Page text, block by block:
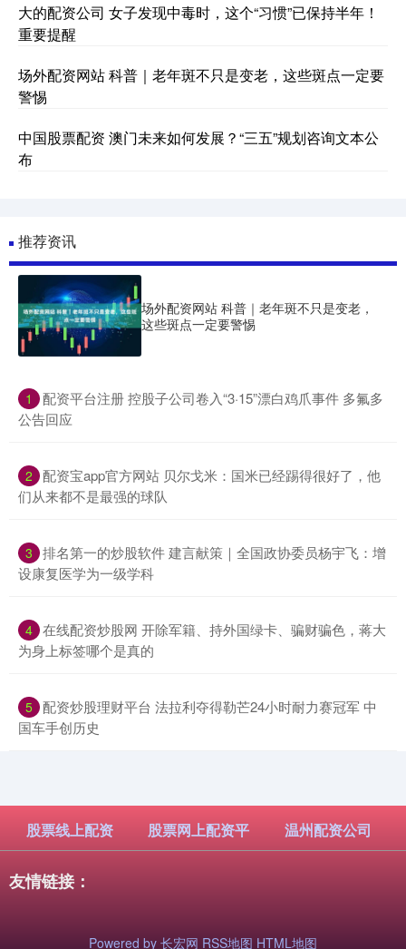
大的配资公司 女子发现中毒时，这个“习惯”已保持半年！
重要提醒
场外配资网站 科普｜老年斑不只是变老，这些斑点一定要
警惕
中国股票配资 澳门未来如何发展？“三五”规划咨询文本公
布
推荐资讯
场外配资网站 科普｜老年斑不只是变老，
这些斑点一定要警惕
1
​配资平台注册 控股子公司卷入“3·15”漂白鸡爪事件 多氟多
公告回应
2 ​配资宝app官方网站 贝尔戈米：国米已经踢得很好了，他
们从来都不是最强的球队
3 ​排名第一的炒股软件 建言献策｜全国政协委员杨宇飞：增
设康复医学为一级学科
4 ​在线配资炒股网 开除军籍、持外国绿卡、骗财骗色，蒋大
为身上标签哪个是真的
5 ​配资炒股理财平台 法拉利夺得勒芒24小时耐力赛冠军 中
国车手创历史
股票线上配资 股票网上配资平 温州配资公司
友情链接：
Powered by 长宏网 RSS地图 HTML地图